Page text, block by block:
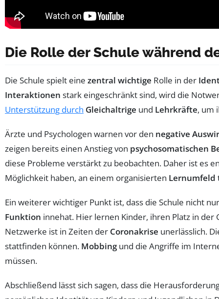
Die Rolle der Schule während
Die Schule spielt eine zentral wichtige Rolle in der
Interaktionen stark eingeschränkt sind, wird die
Unterstützung durch Gleichaltrige und Lehrkräfte, um
Ärzte und Psychologen warnen vor den negative
zeigen bereits einen Anstieg von psychosomatischen
diese Probleme verstärkt zu beobachten. Daher ist es
Möglichkeit haben, an einem organisierten Lernumfeld
Ein weiterer wichtiger Punkt ist, dass die Schule nicht
Funktion innehat. Hier lernen Kinder, ihren Platz in
Netzwerke ist in Zeiten der Coronakrise unerlässlich.
stattfinden können. Mobbingund die Angriffe im
müssen.
Abschließend lässt sich sagen, dass die